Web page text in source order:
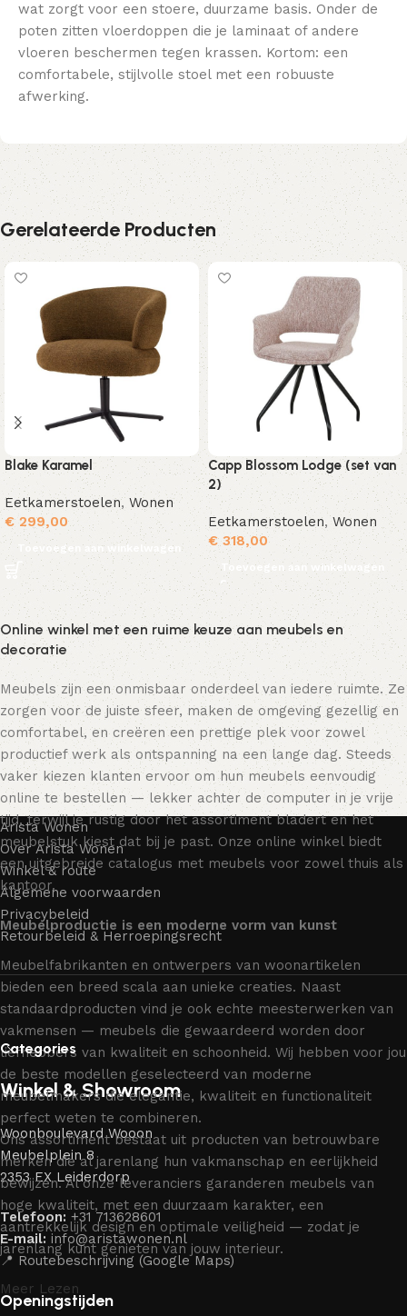
wat zorgt voor een stoere, duurzame basis. Onder de
poten zitten vloerdoppen die je laminaat of andere
vloeren beschermen tegen krassen. Kortom: een
comfortabele, stijlvolle stoel met een robuuste
afwerking.
Gerelateerde Producten
Blake Karamel
Eetkamerstoelen, Wonen
€299,00
Toevoegen aan winkelwagen
Capp Blossom Lodge (set van
2)
Eetkamerstoelen,Wonen
€318,00
Toevoegen aan winkelwagen
Online winkel met een ruime keuze aan meubels en
decoratie
Meubels zijn een onmisbaar onderdeel van iedere ruimte. Ze
zorgen voor de juiste sfeer, maken de omgeving gezellig en
comfortabel, en creëren een prettige plek voor zowel
productief werk als ontspanning na een lange dag. Steeds
vaker kiezen klanten ervoor om hun meubels eenvoudig
online te bestellen — lekker achter de computer in je vrije
tijd, terwijl je rustig door het assortiment bladert en het
meubelstuk kiest dat bij je past. Onze online winkel biedt
een uitgebreide catalogus met meubels voor zowel thuis als
kantoor.
Meubelproductie is een moderne vorm van kunst
Meubelfabrikanten en ontwerpers van woonartikelen
bieden een breed scala aan unieke creaties. Naast
standaardproducten vind je ook echte meesterwerken van
vakmensen — meubels die gewaardeerd worden door
liefhebbers van kwaliteit en schoonheid. Wij hebben voor jou
de beste modellen geselecteerd van moderne
meubelmakers die elegantie, kwaliteit en functionaliteit
perfect weten te combineren.
Ons assortiment bestaat uit producten van betrouwbare
merken die al jarenlang hun vakmanschap en eerlijkheid
bewijzen. Al onze leveranciers garanderen meubels van
hoge kwaliteit, met een duurzaam karakter, een
aantrekkelijk design en optimale veiligheid — zodat je
jarenlang kunt genieten van jouw interieur.
Meer Lezen
Arista Wonen
Over Arista Wonen
Winkel & route
Algemene voorwaarden
Privacybeleid
Retourbeleid & Herroepingsrecht
Categories
Winkel & Showroom
Woonboulevard Wooon
Meubelplein 8
2353 EX Leiderdorp
Telefoon: +31 713628601
E-mail: info@aristawonen.nl
📍 Routebeschrijving (Google Maps)
Openingstijden